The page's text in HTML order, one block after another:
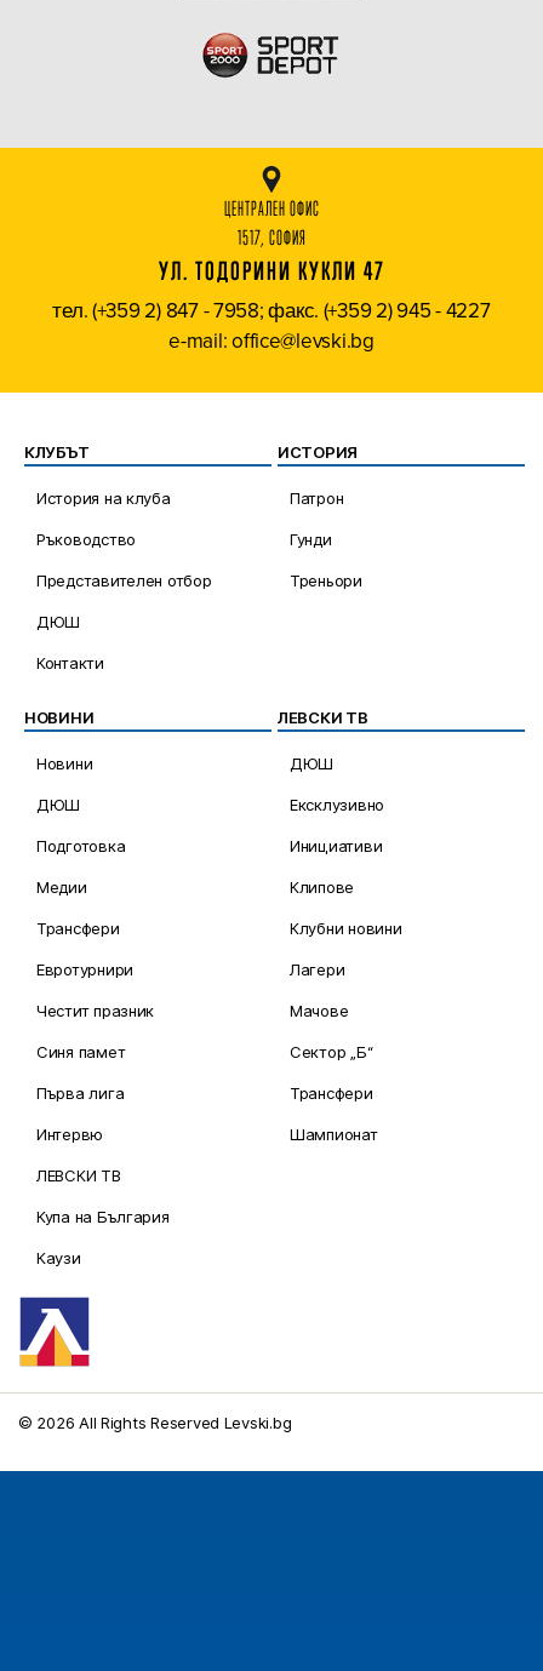
ЦЕНТРАЛЕН ОФИС
1517, СОФИЯ
УЛ. ТОДОРИНИ КУКЛИ 47
тел. (+359 2) 847 - 7958; факс. (+359 2) 945 - 4227
e-mail: office@levski.bg
КЛУБЪТ
История на клуба
Ръководство
Представителен отбор
ДЮШ
Контакти
ИСТОРИЯ
Патрон
Гунди
Треньори
НОВИНИ
Новини
ДЮШ
Подготовка
Медии
Трансфери
Евротурнири
Честит празник
Синя памет
Първа лига
Интервю
ЛЕВСКИ ТВ
Купа на България
Каузи
ЛЕВСКИ ТВ
ДЮШ
Ексклузивно
Инициативи
Клипове
Клубни новини
Лагери
Мачове
Сектор „Б“
Трансфери
Шампионат
© 2026 All Rights Reserved Levski.bg